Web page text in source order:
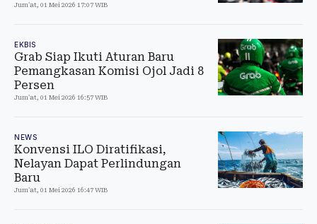
Jum'at, 01 Mei 2026 17:07 WIB
EKBIS
Grab Siap Ikuti Aturan Baru
Pemangkasan Komisi Ojol Jadi 8
Persen
Jum'at, 01 Mei 2026 16:57 WIB
NEWS
Konvensi ILO Diratifikasi,
Nelayan Dapat Perlindungan
Baru
Jum'at, 01 Mei 2026 16:47 WIB